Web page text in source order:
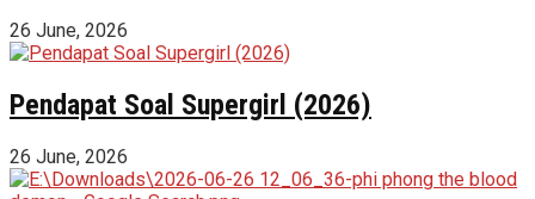
26 June, 2026
Pendapat Soal Supergirl (2026)
26 June, 2026